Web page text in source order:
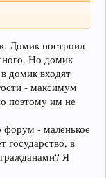
Домик построил
Но домик
домик входят
- максимум
поэтому им не
форум - маленькое
государство, в
Я